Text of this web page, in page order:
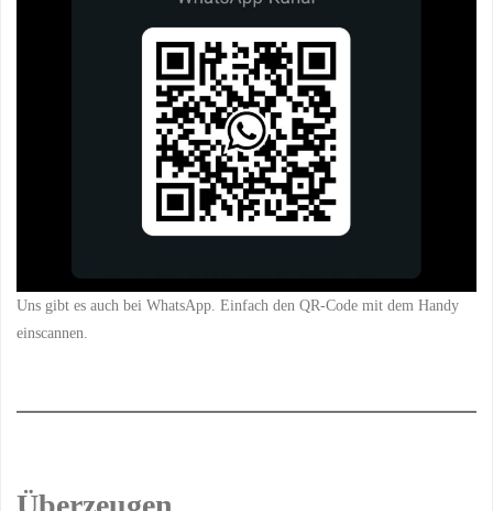
Uns gibt es auch bei WhatsApp. Einfach den QR-Code mit dem Handy
einscannen.